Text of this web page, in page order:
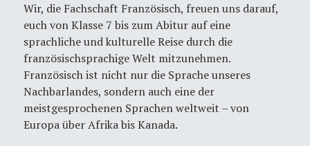
Wir, die Fachschaft Französisch, freuen uns darauf,
euch von Klasse 7 bis zum Abitur auf eine
sprachliche und kulturelle Reise durch die
französischsprachige Welt mitzunehmen.
Französisch ist nicht nur die Sprache unseres
Nachbarlandes, sondern auch eine der
meistgesprochenen Sprachen weltweit – von
Europa über Afrika bis Kanada.